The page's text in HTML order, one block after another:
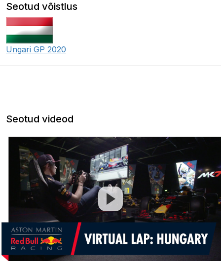
Seotud võistlus
Ungari GP 2020
Seotud videod